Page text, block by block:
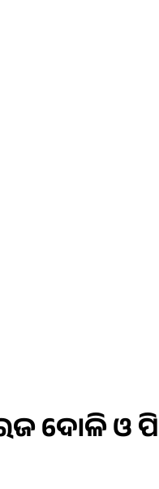
ରଜ ଦୋଳି ଓ